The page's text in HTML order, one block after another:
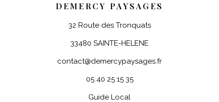
DEMERCY PAYSAGES
32 Route des Tronquats
33480 SAINTE-HELENE
contact@demercypaysages.fr
05 40 25 15 35
Guide Local